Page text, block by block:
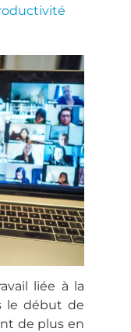
liée à la
le début de
de plus en